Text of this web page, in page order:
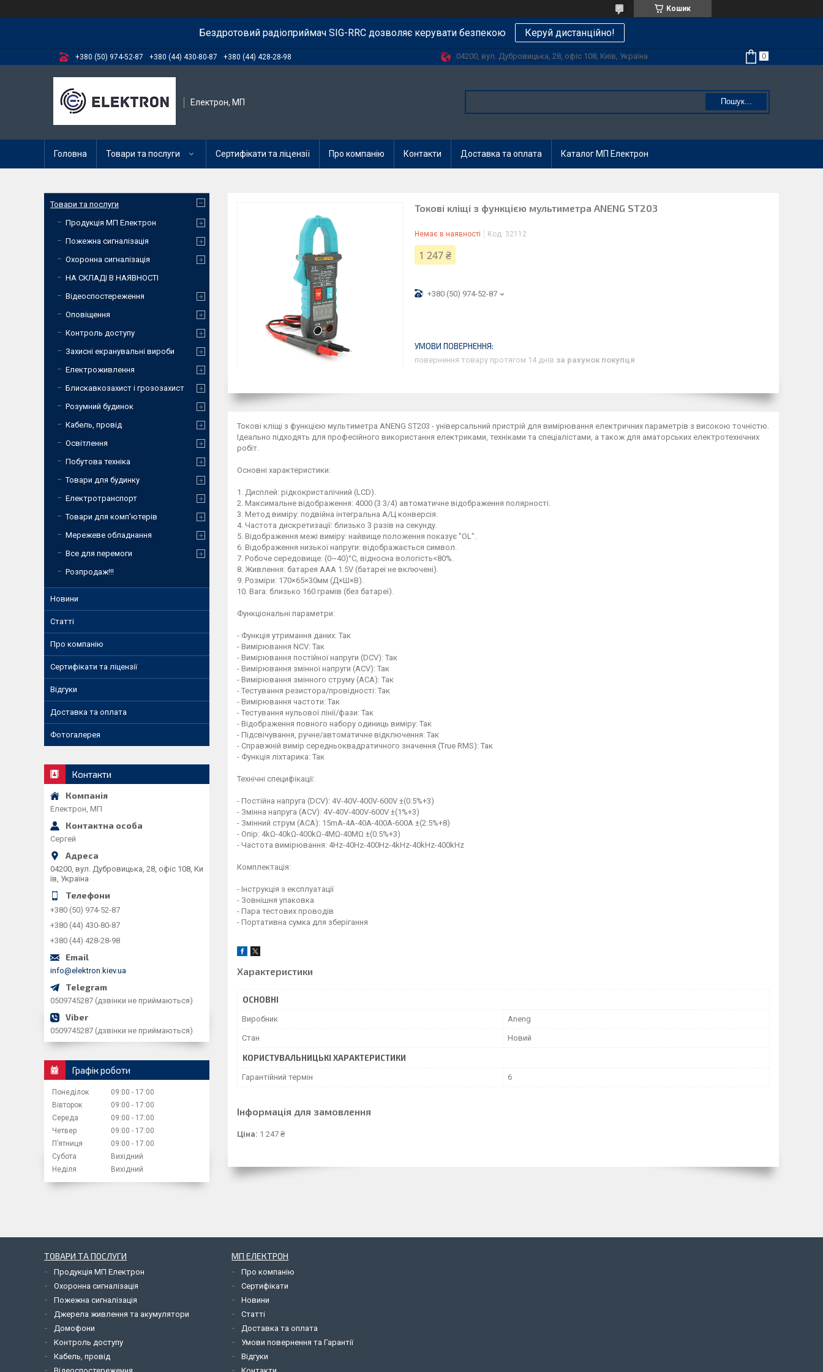
Кошик
Бездротовий радіоприймач SIG-RRC дозволяє керувати безпекою Керуй дистанційно!
+380 (50) 974-52-87 +380 (44) 430-80-87 +380 (44) 428-28-98 04200, вул. Дубровицька, 28, офіс 108, Київ, Україна
Електрон, МП Пошук...
Головна Товари та послуги Сертифікати та ліцензії Про компанію Контакти Доставка та оплата Каталог МП Електрон
Токові кліщі з функцією мультиметра ANENG ST203
Немає в наявності Код: 32112
1 247 ₴
+380 (50) 974-52-87
повернення товару протягом 14 днів за рахунок покупця
Токові кліщі з функцією мультиметра ANENG ST203 - універсальний пристрій для вимірювання електричних параметрів з високою точністю.
Ідеально підходять для професійного використання електриками, техніками та спеціалістами, а також для аматорських електротехнічних
робіт.
Основні характеристики:
1. Дисплей: рідкокристалічний (LCD).
2. Максимальне відображення: 4000 (3 3/4) автоматичне відображення полярності.
3. Метод виміру: подвійна інтегральна А/Ц конверсія.
4. Частота дискретизації: близько 3 разів на секунду.
5. Відображення межі виміру: найвище положення показує "OL".
6. Відображення низької напруги: відображається символ.
7. Робоче середовище: (0~40)°C, відносна вологість<80%.
8. Живлення: батарея AAA 1.5V (батареї не включені).
9. Розміри: 170×65×30мм (Д×Ш×В).
10. Вага: близько 160 грамів (без батареї).
Функціональні параметри:
- Функція утримання даних: Так
- Вимірювання NCV: Так
- Вимірювання постійної напруги (DCV): Так
- Вимірювання змінної напруги (ACV): Так
- Вимірювання змінного струму (ACA): Так
- Тестування резистора/провідності: Так
- Вимірювання частоти: Так
- Тестування нульової лінії/фази: Так
- Відображення повного набору одиниць виміру: Так
- Підсвічування, ручне/автоматичне відключення: Так
- Справжній вимір середньоквадратичного значення (True RMS): Так
- Функція ліхтарика: Так
Технічні специфікації:
- Постійна напруга (DCV): 4V-40V-400V-600V ±(0.5%+3)
- Змінна напруга (ACV): 4V-40V-400V-600V ±(1%+3)
- Змінний струм (ACA): 15mA-4A-40A-400A-600A ±(2.5%+8)
- Опір: 4kΩ-40kΩ-400kΩ-4MΩ-40MΩ ±(0.5%+3)
- Частота вимірювання: 4Hz-40Hz-400Hz-4kHz-40kHz-400kHz
Комплектація:
- Інструкція з експлуатації
- Зовнішня упаковка
- Пара тестових проводів
- Портативна сумка для зберігання
Характеристики
ОСНОВНІ
Виробник Aneng
Стан Новий
КОРИСТУВАЛЬНИЦЬКІ ХАРАКТЕРИСТИКИ
Гарантійний термін 6
Інформація для замовлення
Ціна: 1 247 ₴
Товари та послуги
Продукція МП Електрон
Пожежна сигналізація
Охоронна сигналізація
НА СКЛАДІ В НАЯВНОСТІ
Відеоспостереження
Оповіщення
Контроль доступу
Захисні екранувальні вироби
Електроживлення
Блискавкозахист і грозозахист
Розумний будинок
Кабель, провід
Освітлення
Побутова техніка
Товари для будинку
Електротранспорт
Товари для комп'ютерів
Мережеве обладнання
Все для перемоги
Розпродаж!!!
Новини
Статті
Про компанію
Сертифікати та ліцензії
Відгуки
Доставка та оплата
Фотогалерея
Контакти
Електрон, МП
Сергей
04200, вул. Дубровицька, 28, офіс 108, Ки
їв, Україна
+380 (50) 974-52-87
+380 (44) 430-80-87
+380 (44) 428-28-98
info@elektron.kiev.ua
0509745287 (дзвінки не приймаються)
0509745287 (дзвінки не приймаються)
Графік роботи
Понеділок 09:00
17:00
Вівторок
09:00
17:00
Середа
09:00
17:00
Четвер
09:00
17:00
Пʼятниця
09:00
17:00
Субота
Вихідний
Неділя
Вихідний
ТОВАРИ ТА ПОСЛУГИ
Продукція МП Електрон
Охоронна сигналізація
Пожежна сигналізація
Джерела живлення та акумулятори
Домофони
Контроль доступу
Кабель, провід
МП ЕЛЕКТРОН
Про компанію
Сертифікати
Новини
Статті
Доставка та оплата
Умови повернення та Гарантії
Відгуки